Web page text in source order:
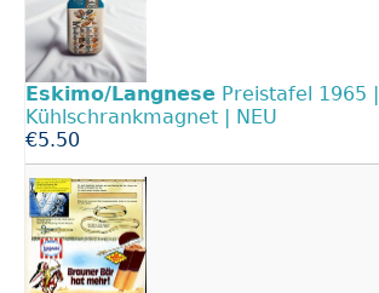
Eskimo/Langnese Preistafel 1965 |
Kühlschrankmagnet | NEU
€5.50